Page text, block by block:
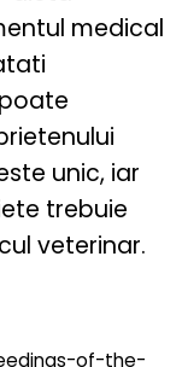
medical
unic, iar
trebuie
veterinar.
of-the-